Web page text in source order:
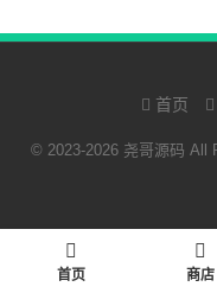
首页
© 2023-2026 尧哥源码 All
首页 商店